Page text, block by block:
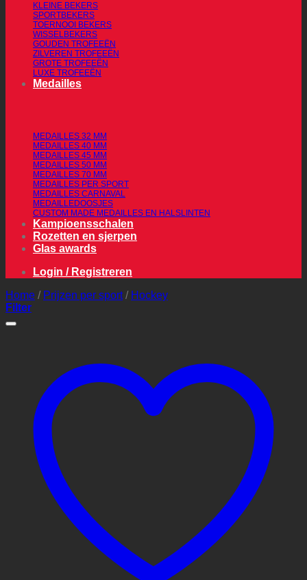
KLEINE BEKERS
SPORTBEKERS
TOERNOOI BEKERS
WISSELBEKERS
GOUDEN TROFEEËN
ZILVEREN TROFEEËN
GROTE TROFEEËN
LUXE TROFEEËN
Medailles
MEDAILLES 32 MM
MEDAILLES 40 MM
MEDAILLES 45 MM
MEDAILLES 50 MM
MEDAILLES 70 MM
MEDAILLES PER SPORT
MEDAILLES CARNAVAL
MEDAILLEDOOSJES
CUSTOM MADE MEDAILLES EN HALSLINTEN
Kampioensschalen
Rozetten en sjerpen
Glas awards
Login / Registreren
Home / Prijzen per sport / Hockey
Filter